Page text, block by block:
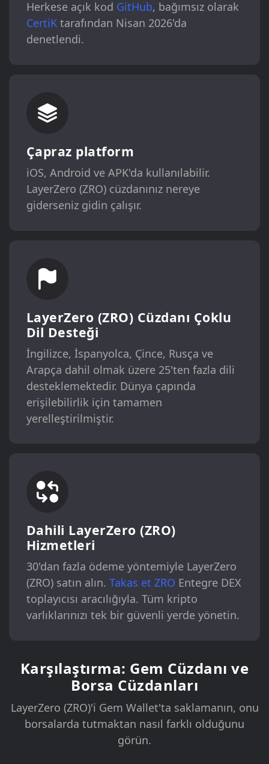
Herkese açık kod GitHub, bağımsız olarak
CertiKtarafından Nisan 2026'da
denetlendi.
Çapraz platform
iOS, Android ve APK'da kullanılabilir.
LayerZero (ZRO) cüzdanınız nereye
giderseniz gidin çalışır.
LayerZero (ZRO) Cüzdanı Çoklu
Dil Desteği
İngilizce, İspanyolca, Çince, Rusça ve
Arapça dahil olmak üzere 25'ten fazla dili
desteklemektedir. Dünya çapında
erişilebilirlik için tamamen
yerelleştirilmiştir.
Dahili LayerZero (ZRO)
Hizmetleri
30'dan fazla ödeme yöntemiyle LayerZero
(ZRO) satın alın. Takas et ZRO Entegre DEX
toplayıcısı aracılığıyla. Tüm kripto
varlıklarınızı tek bir güvenli yerde yönetin.
Karşılaştırma: Gem Cüzdanı ve
Borsa Cüzdanları
LayerZero (ZRO)'i Gem Wallet'ta saklamanın, onu
borsalarda tutmaktan nasıl farklı olduğunu
görün.